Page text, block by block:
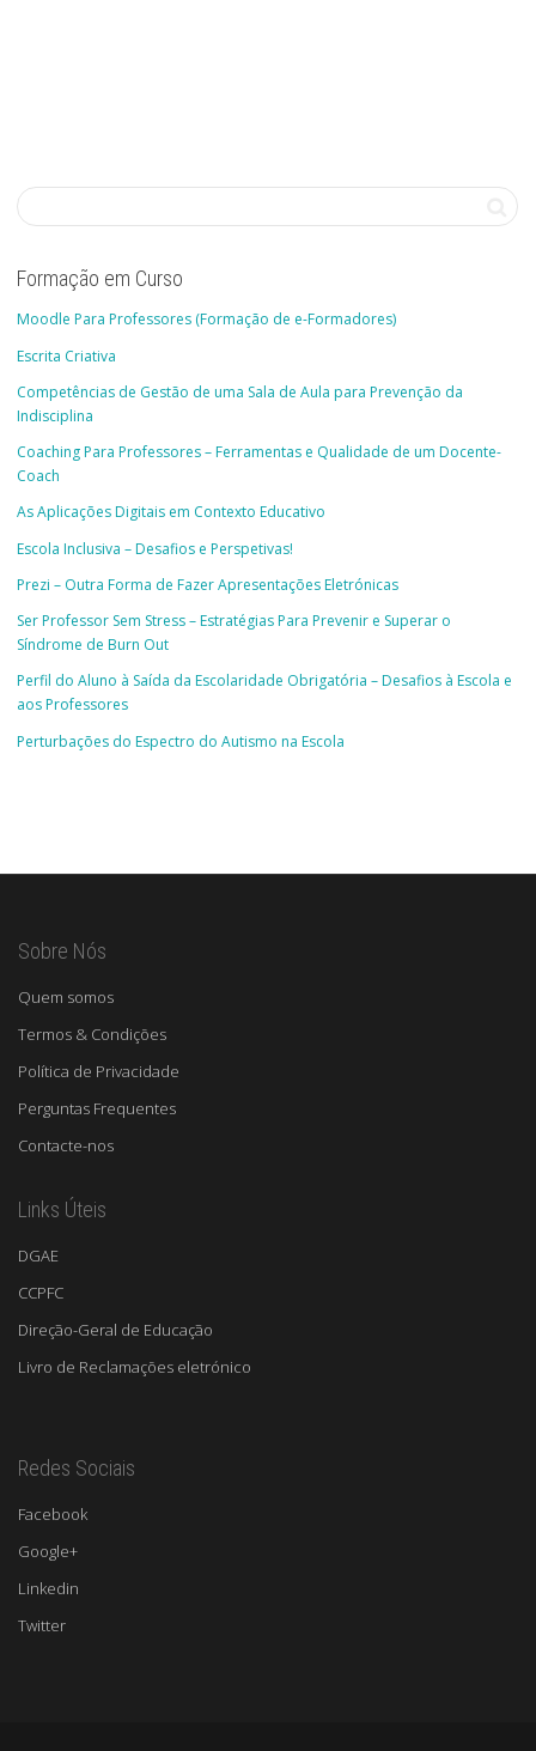
Formação em Curso
Moodle Para Professores (Formação de e-Formadores)
Escrita Criativa
Competências de Gestão de uma Sala de Aula para Prevenção da
Indisciplina
Coaching Para Professores – Ferramentas e Qualidade de um Docente-
Coach
As Aplicações Digitais em Contexto Educativo
Escola Inclusiva – Desafios e Perspetivas!
Prezi – Outra Forma de Fazer Apresentações Eletrónicas
Ser Professor Sem Stress – Estratégias Para Prevenir e Superar o
Síndrome de Burn Out
Perfil do Aluno à Saída da Escolaridade Obrigatória – Desafios à Escola e
aos Professores
Perturbações do Espectro do Autismo na Escola
Sobre Nós
Quem somos
Termos & Condições
Política de Privacidade
Perguntas Frequentes
Contacte-nos
Links Úteis
DGAE
CCPFC
Direção-Geral de Educação
Livro de Reclamações eletrónico
Redes Sociais
Facebook
Google+
Linkedin
Twitter